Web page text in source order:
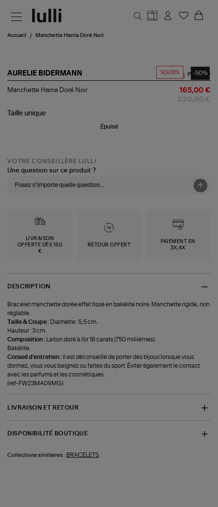
Accueil Manchette Harria Doré Noir
SOLDES -50%
AURELIE BIDERMANN
Manchette
Noir
Partager
Manchette Harria Doré Noir 165,00 €
Taille unique
Épuisé
VOTRE CONSEILLÈRE LULLI
Une question sur ce produit ?
LIVRAISON
OFFERTE DÈS 150
€
RETOUR OFFERT
PAIEMENT EN
3X,4X
DESCRIPTION
Bracelet manchette dorée effet tissé en bakélite noire. Manchette rigide, non
réglable.
Taille & Coupe : Diamètre : 5,5 cm.
Hauteur : 3 cm.
Composition :
Laiton doré à l'or 18 carats (750 millièmes).
Bakélite.
Conseil d'entretien :
Il est déconseillé de porter des bijoux lorsque vous
dormez, vous vous baignez ou faites du sport. Éviter également le contact
avec les parfums et les cosmétiques.
(ref-FW23MA09MG)
LIVRAISON ET RETOUR
DISPONIBILITÉ BOUTIQUE
Collections similaires : BRACELETS